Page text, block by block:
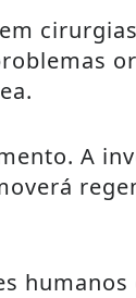
cirurgias
A